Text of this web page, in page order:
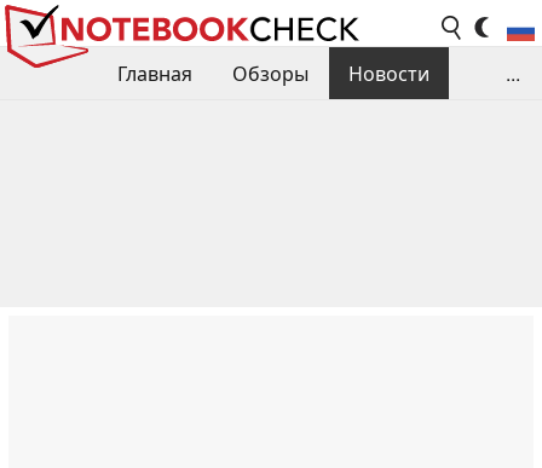
Главная Обзоры
Новости
...